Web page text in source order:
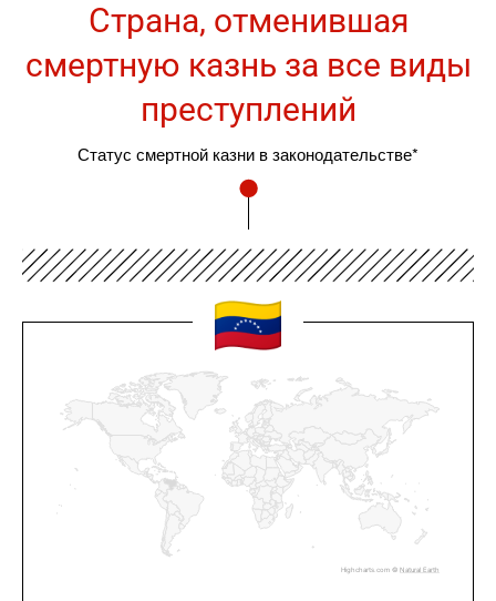
Страна, отменившая
смертную казнь за все виды
преступлений
Статус смертной казни в законодательстве*
Highcharts.com © Natural Earth